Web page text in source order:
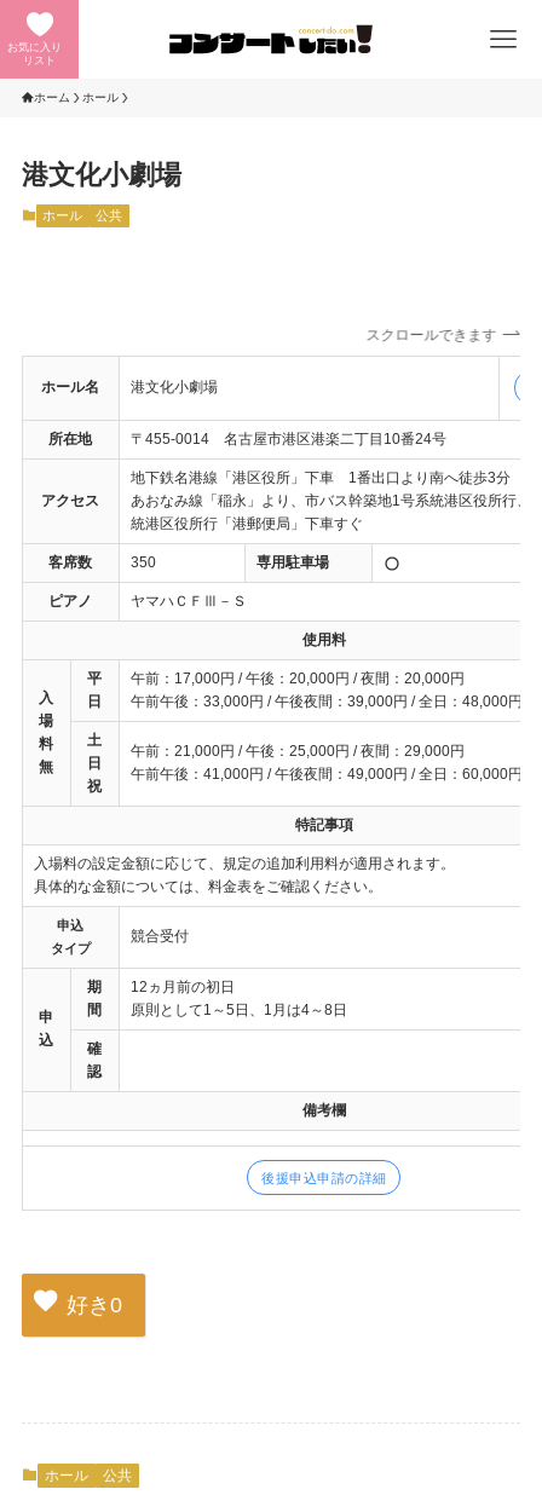
お気に入り
リスト
ホーム ホール
港文化小劇場
ホール 公共
スクロールできます
ホール名 港文化小劇場
所在地 〒455-0014 名古屋市港区港楽二丁目10番24号
アクセス
地下鉄名港線「港区役所」下車 1番出口より南へ徒歩3分
あおなみ線「稲永」より、市バス幹築地1号系統港区役所行、
統港区役所行「港郵便局」下車すぐ
客席数 350 専用駐車場
ピアノ ヤマハＣＦⅢ－Ｓ
使用料
入
場
料
無
平
日
午前：17,000円 / 午後：20,000円 / 夜間：20,000円
午前午後：33,000円 / 午後夜間：39,000円 / 全日：48,000円
土
日
祝
午前：21,000円 / 午後：25,000円 / 夜間：29,000円
午前午後：41,000円 / 午後夜間：49,000円 / 全日：60,000円
特記事項
入場料の設定金額に応じて、規定の追加利用料が適用されます。
具体的な金額については、料金表をご確認ください。
申込
タイプ
競合受付
申
込
期
間
12ヵ月前の初日
原則として1～5日、1月は4～8日
確
認
備考欄
後援申込申請の詳細
好き 0
ホール 公共